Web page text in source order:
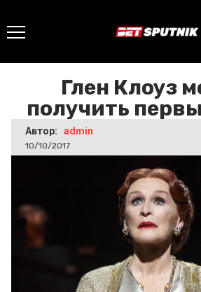
Глен Клоуз
Глен Клоуз
получить
Автор: admin
10/10/2017